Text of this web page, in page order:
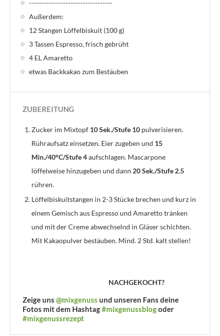
----------------------------------
Außerdem:
12 Stangen Löffelbiskuit (100 g)
3 Tassen Espresso, frisch gebrüht
4 EL Amaretto
etwas Backkakao zum Bestäuben
ZUBEREITUNG
Zucker im Mixtopf 10 Sek./Stufe 10 pulverisieren.
Rühraufsatz einsetzen. Eier zugeben und 15
Min./40°C/Stufe 4aufschlagen. Mascarpone
löffelweise hinzugeben und dann 20 Sek./Stufe 2.5
rühren.
Löffelbiskuitstangen in 2-3 Stücke brechen und kurz in
einem Gemisch aus Espresso und Amaretto tränken
und mit der Creme abwechselnd in Gläser schichten.
Mit Kakaopulver bestäuben. Mind. 2 Std. kalt stellen!
NACHGEKOCHT?
Zeige uns @mixgenuss und unseren Fans deine
Fotos mit dem Hashtag#mixgenussblogoder
#mixgenussrezept